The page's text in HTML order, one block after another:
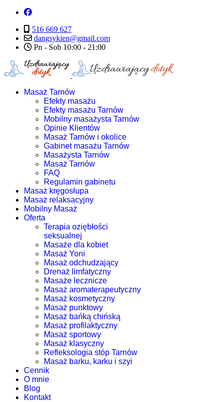
516 669 627
dangsykien@gmail.com
Pn - Sob 10:00 - 21:00
Masaż Tarnów
Efekty masażu
Efekty masażu Tarnów
Mobilny masażysta Tarnów
Opinie Klientów
Masaż Tarnów i okolice
Gabinet masażu Tarnów
Masażysta Tarnów
Masaż Tarnów
FAQ
Regulamin gabinetu
Masaż kręgosłupa
Masaż relaksacyjny
Mobilny Masaż
Oferta
Terapia oziębłości
seksualnej
Masaże dla kobiet
Masaż Yoni
Masaż odchudzający
Drenaż limfatyczny
Masaże lecznicze
Masaż aromaterapeutyczny
Masaż kosmetyczny
Masaż punktowy
Masaż bańką chińską
Masaż profilaktyczny
Masaż sportowy
Masaż klasyczny
Refleksologia stóp Tarnów
Masaż barku, karku i szyi
Cennik
O mnie
Blog
Kontakt